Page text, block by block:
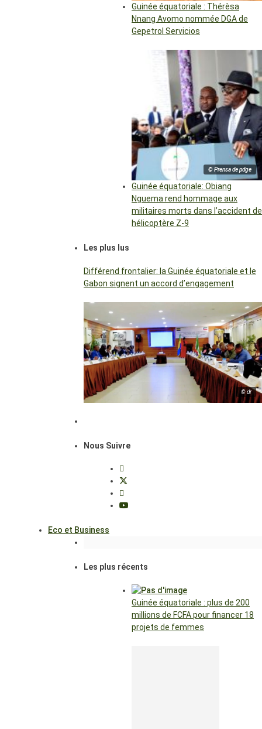
Guinée équatoriale : Thérèsa
Nnang Avomo nommée DGA de
Gepetrol Servicios
© Prensa de pdge
Guinée équatoriale: Obiang
Nguema rend hommage aux
militaires morts dans l’accident de
hélicoptère Z-9
Les plus lus
Différend frontalier: la Guinée équatoriale et le
Gabon signent un accord d’engagement
© dr
Nous Suivre
Eco et Business
Les plus récents
Guinée équatoriale : plus de 200
millions de FCFA pour financer 18
projets de femmes